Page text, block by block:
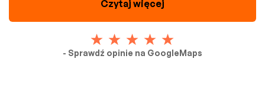
Czytaj więcej
- Sprawdź opinie na GoogleMaps